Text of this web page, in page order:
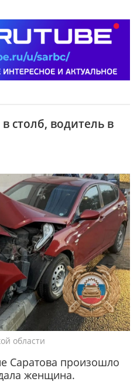
столб, водитель в
области
Саратова произошло
женщина.